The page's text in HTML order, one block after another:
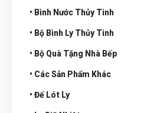
• Bình Nước Thủy Tinh
• Bộ Bình Ly Thủy Tinh
• Bộ Quà Tặng Nhà Bếp
• Các Sản Phẩm Khác
• Đế Lót Ly